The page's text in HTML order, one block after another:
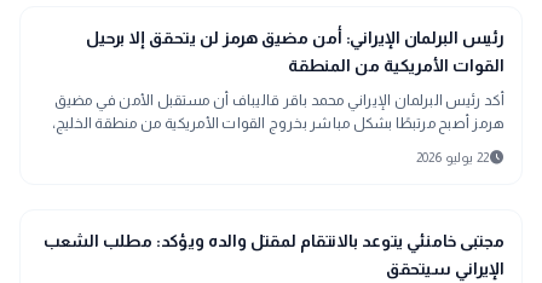
language
اخبار عالمية
رئيس البرلمان الإيراني: أمن مضيق هرمز لن يتحقق إلا برحيل
القوات الأمريكية من المنطقة
أكد رئيس البرلمان الإيراني محمد باقر قاليباف أن مستقبل الأمن في مضيق
هرمز أصبح مرتبطًا بشكل مباشر بخروج القوات الأمريكية من منطقة الخليج،
معتبرًا أن الأوضاع لن تعود إلى ما كانت عليه قبل اندلاع الحرب. وأوضح أن
التطورات الأخيرة فرضت معادلات جديدة على المشهد الإقليمي، وأن أمن
schedule22 يوليو 2026
language
اخبار عالمية
مجتبى خامنئي يتوعد بالانتقام لمقتل والده ويؤكد: مطلب الشعب
الإيراني سيتحقق